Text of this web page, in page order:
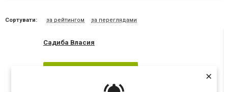
×
Сортувати: за рейтингом за переглядами
Садиба Власия